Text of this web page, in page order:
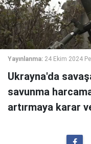
Yayınlanma: 24 Ekim 2024
Ukrayna'da
savunma
artırmaya karar